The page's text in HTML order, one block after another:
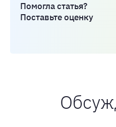
Помогла статья?
Поставьте оценку